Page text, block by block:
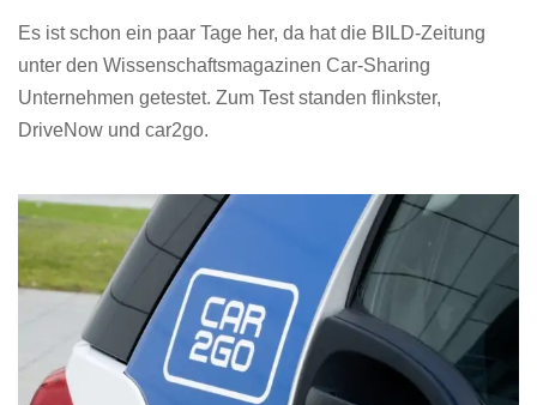
Es ist schon ein paar Tage her, da hat die BILD-Zeitung
unter den Wissenschaftsmagazinen Car-Sharing
Unternehmen getestet. Zum Test standen flinkster,
DriveNow und car2go.